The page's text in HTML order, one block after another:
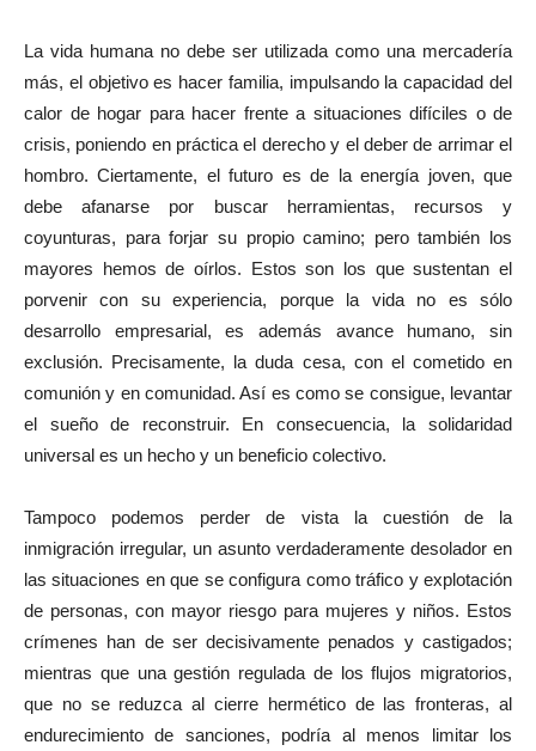
La vida humana no debe ser utilizada como una mercadería
más, el objetivo es hacer familia, impulsando la capacidad del
calor de hogar para hacer frente a situaciones difíciles o de
crisis, poniendo en práctica el derecho y el deber de arrimar el
hombro. Ciertamente, el futuro es de la energía joven, que
debe afanarse por buscar herramientas, recursos y
coyunturas, para forjar su propio camino; pero también los
mayores hemos de oírlos. Estos son los que sustentan el
porvenir con su experiencia, porque la vida no es sólo
desarrollo empresarial, es además avance humano, sin
exclusión. Precisamente, la duda cesa, con el cometido en
comunión y en comunidad. Así es como se consigue, levantar
el sueño de reconstruir. En consecuencia, la solidaridad
universal es un hecho y un beneficio colectivo.
Tampoco podemos perder de vista la cuestión de la
inmigración irregular, un asunto verdaderamente desolador en
las situaciones en que se configura como tráfico y explotación
de personas, con mayor riesgo para mujeres y niños. Estos
crímenes han de ser decisivamente penados y castigados;
mientras que una gestión regulada de los flujos migratorios,
que no se reduzca al cierre hermético de las fronteras, al
endurecimiento de sanciones, podría al menos limitar los